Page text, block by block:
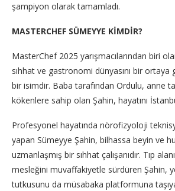
şampiyon olarak tamamladı.
MASTERCHEF SÜMEYYE KİMDİR?
MasterChef 2025 yarışmacılarından biri
sıhhat ve gastronomi dünyasını bir ortaya
bir isimdir. Baba tarafından Ordulu, anne
kökenlere sahip olan Şahin, hayatını
Profesyonel hayatında nörofizyoloji
yapan Sümeyye Şahin, bilhassa beyin ve
uzmanlaşmış bir sıhhat çalışanıdır. Tıp
mesleğini muvaffakiyetle sürdüren Şahin,
tutkusunu da müsabaka platformuna